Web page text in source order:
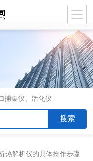
捕集仪、活化仪
热解析仪的具体操作步骤